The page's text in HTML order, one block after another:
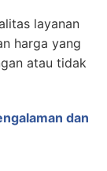
layanan
harga yang
atau tidak
dan